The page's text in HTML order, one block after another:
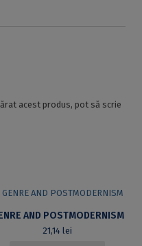
acest produs, pot să scrie
AND POSTMODERNISM
21,14lei